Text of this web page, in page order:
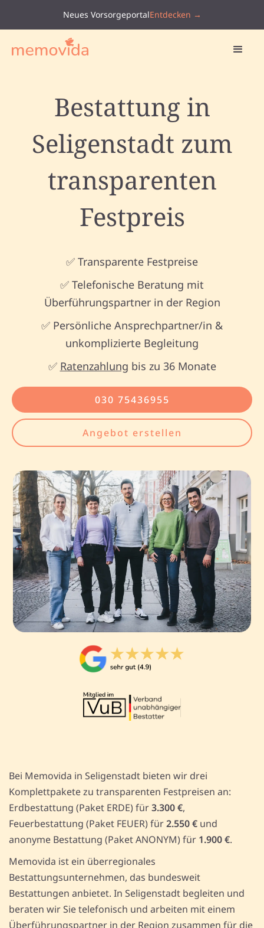
Neues VorsorgeportalEntdecken →
Bestattung in
Seligenstadt zum
transparenten
Festpreis
✅ Transparente Festpreise
✅ Telefonische Beratung mit
Überführungspartner in der Region
✅ Persönliche Ansprechpartner/in &
unkomplizierte Begleitung
✅ Ratenzahlung bis zu 36 Monate
030 75436955
Angebot erstellen
Bei Memovida in Seligenstadt bieten wir drei
Komplettpakete zu transparenten Festpreisen an:
Erdbestattung (Paket ERDE) für3.300 €,
Feuerbestattung (Paket FEUER) für2.550 € und
anonyme Bestattung (Paket ANONYM) für 1.900 €.
Memovida ist ein überregionales
Bestattungsunternehmen, das bundesweit
Bestattungen anbietet. In Seligenstadt begleiten und
beraten wir Sie telefonisch und arbeiten mit einem
Überführungspartner in der Region zusammen für die